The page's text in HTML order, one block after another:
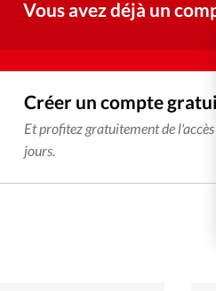
Vous avez déjà un
Créer un compte
Et profitez gratuitement de
jours.